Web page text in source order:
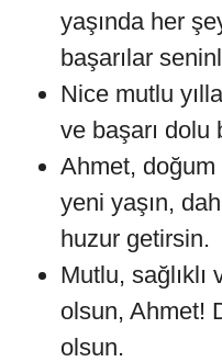
yaşında her
başarılar
Nice mutlu
ve başarı dolu
Ahmet,
yeni yaşın,
huzur getirsin.
Mutlu, sağlıklı
olsun, Ahmet!
olsun.